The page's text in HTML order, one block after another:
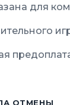
для
ОТМЕНЫ